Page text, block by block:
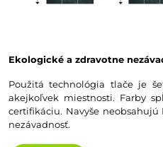
Ekologické a zdravotne
Použitá technológia tlače je
akejkoľvek miestnosti. Farby
certifikáciu. Navyše
nezávadnosť.